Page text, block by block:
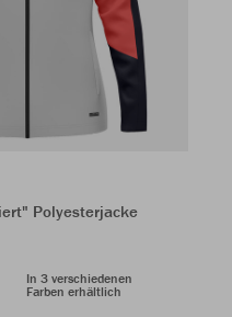
Polyesterjacke
In 3 verschiedenen
Farben erhältlich